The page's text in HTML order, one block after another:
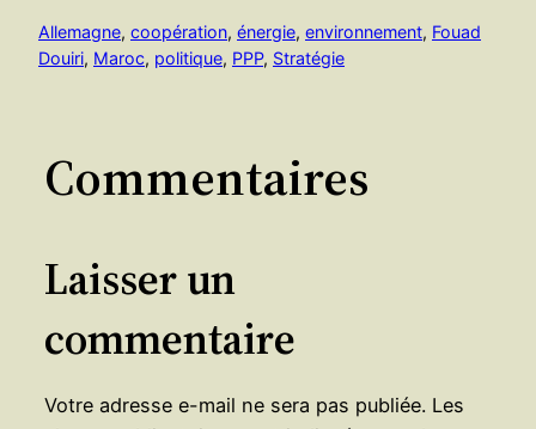
Allemagne, coopération, énergie, environnement, Fouad
Douiri, Maroc, politique, PPP, Stratégie
Commentaires
Laisser un
commentaire
Votre adresse e-mail ne sera pas publiée. Les